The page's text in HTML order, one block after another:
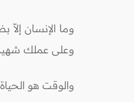
وما الإنسان
وعلى عملك
والوقت هو